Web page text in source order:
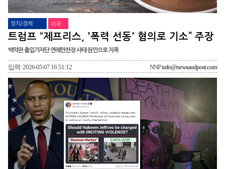
정치/경제 미국
트럼프 “제프리스, '폭력 선동' 혐의로 기소” 주장
백악관 출입기자단 연례만찬장 사태 원인으로 지목
입력: 2026-05-07 16:51:12 NNPinfo@newsandpost.com